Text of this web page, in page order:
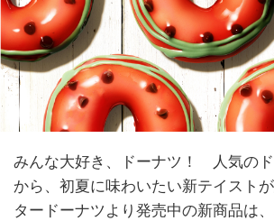
みんな大好き、ドーナツ！ 人気の
から、初夏に味わいたい新テイスト
タードーナツより発売中の新商品は